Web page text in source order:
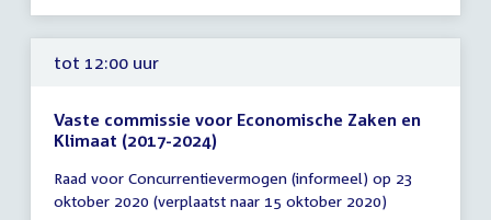
tot 12:00 uur
Vaste commissie voor Economische Zaken en
Klimaat (2017-2024)
vergadering
tot
Raad voor Concurrentievermogen (informeel) op 23
oktober 2020 (verplaatst naar 15 oktober 2020)